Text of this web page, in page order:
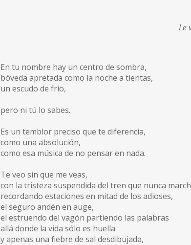
Le
En tu nombre hay un centro de sombra,
bóveda apretada como la noche a tientas,
un escudo de frío,
pero ni tú lo sabes.
Es un temblor preciso que te diferencia,
como una absolución,
como esa música de no pensar en nada.
Te veo sin que me veas,
con la tristeza suspendida del tren que nunca
recordando estaciones en mitad de los adioses,
el seguro andén en auge,
el estruendo del vagón partiendo las palabras
allá donde la vida sólo es huella
y apenas una fiebre de sal desdibujada,